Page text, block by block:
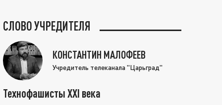
СЛОВО УЧРЕДИТЕЛЯ
КОНСТАНТИН МАЛОФЕЕВ
Учредитель телеканала "Царьград"
Технофашисты XXI века